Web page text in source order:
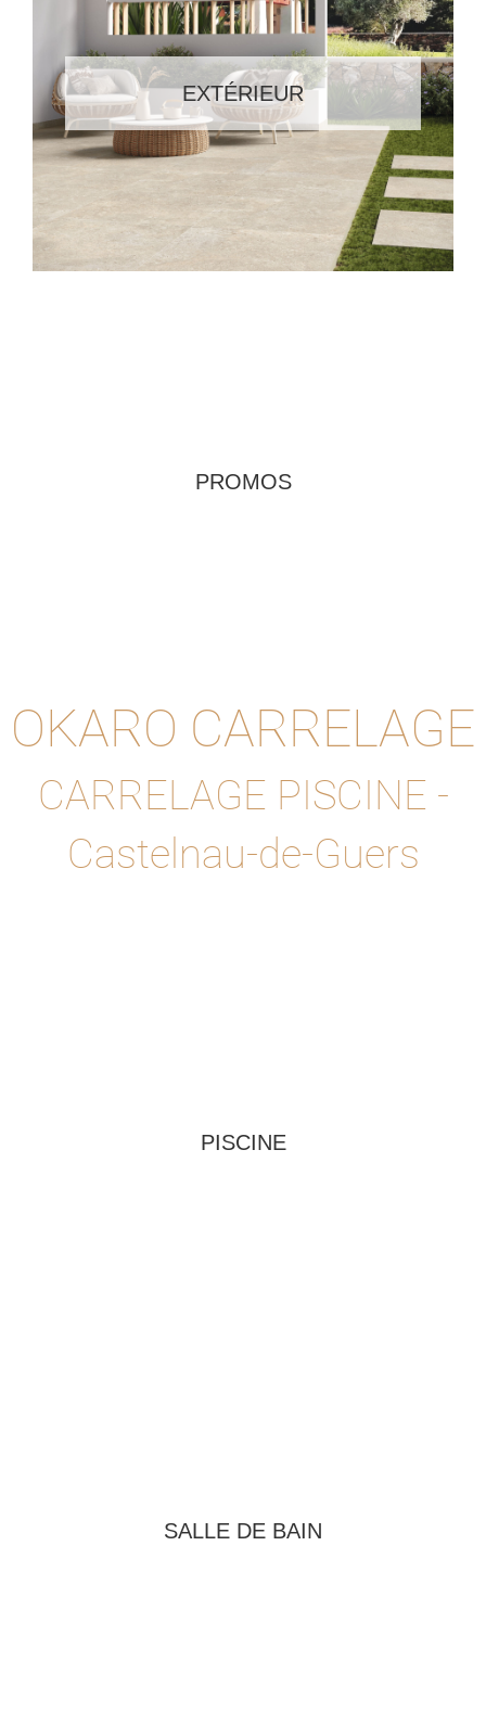
EXTÉRIEUR
PROMOS
OKARO CARRELAGE
CARRELAGE PISCINE -
Castelnau-de-Guers
PISCINE
SALLE DE BAIN